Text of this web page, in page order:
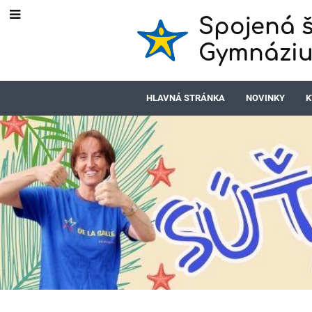
Spojená
HLAVNÁ STRÁNKA NOVINKY